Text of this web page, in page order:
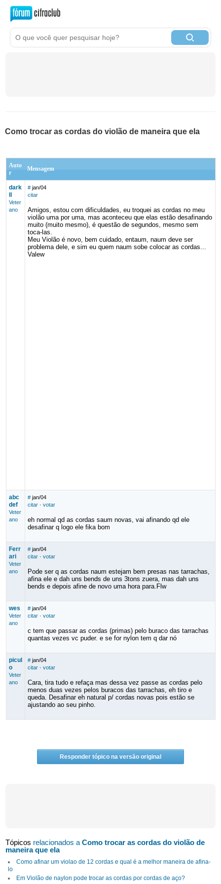
Como trocar as cordas do violão de maneira que ela
Auto
r
Mensagem
dark
Veter
ano
# jan/04
citar
Amigos, estou com dificuldades, eu troquei as cordas no meu
violão uma por uma, mas aconteceu que elas estão desafinando
muito (muito mesmo), é questão de segundos, mesmo sem
toca-las.
Meu Violão é novo, bem cuidado, entaum, naum deve ser
problema dele, e sim eu quem naum sobe colocar as cordas...
Valew
abc
def
Veter
ano
# jan/04
citar· votar
eh normal qd as cordas saum novas, vai afinando qd ele
desafinar q logo ele fika bom
Ferr
ari
Veter
ano
# jan/04
citar· votar
Pode ser q as cordas naum estejam bem presas nas tarrachas,
afina ele e dah uns bends de uns 3tons zuera, mas dah uns
bends e depois afine de novo uma hora para.Flw
wes
Veter
ano
# jan/04
citar· votar
c tem que passar as cordas (primas) pelo buraco das tarrachas
quantas vezes vc puder. e se for nylon tem q dar nó
picul
o
Veter
ano
# jan/04
citar· votar
Cara, tira tudo e refaça mas dessa vez passe as cordas pelo
menos duas vezes pelos buracos das tarrachas, eh tiro e
queda. Desafinar eh natural p/ cordas novas pois estão se
ajustando ao seu pinho.
Responder tópico na versão original
Tópicos relacionados aComo trocar as cordas do violão de
maneira que ela
Como afinar um violao de 12 cordas e qual é a melhor maneira de afina-
lo
Em Violão de naylon pode trocar as cordas por cordas de aço?